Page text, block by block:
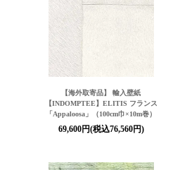
【海外取寄品】 輸入壁紙
【INDOMPTEE】ELITIS フランス
「Appaloosa」（100cm巾×10m巻）
69,600円(税込76,560円)